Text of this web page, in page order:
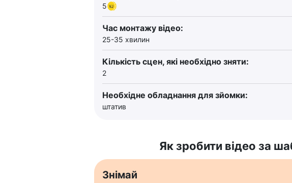
5
Час монтажу відео:
25-35 хвилин
Кількість сцен, які необхідно зняти:
2
Необхідне обладнання для зйомки:
штатив
Як зробити відео за
Знімай